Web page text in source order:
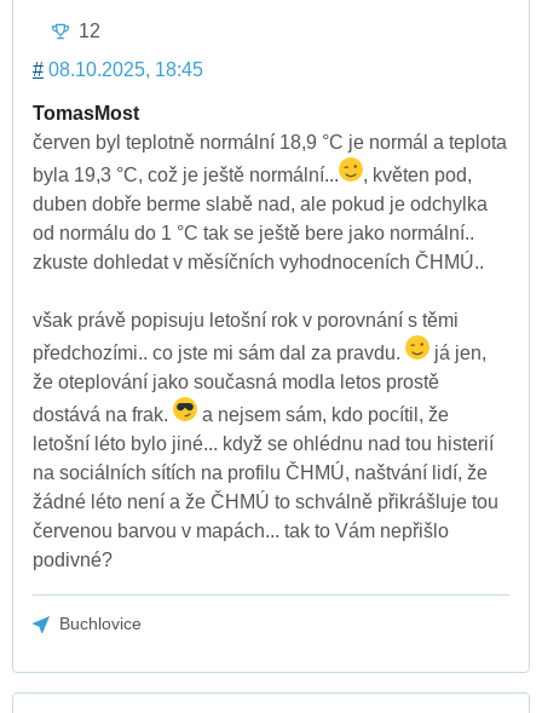
12
# 08.10.2025, 18:45
TomasMost
červen byl teplotně normální 18,9 °C je normál a teplota
byla 19,3 °C, což je ještě normální...
, květen pod,
duben dobře berme slabě nad, ale pokud je odchylka
od normálu do 1 °C tak se ještě bere jako normální..
zkuste dohledat v měsíčních vyhodnoceních ČHMÚ..
však právě popisuju letošní rok v porovnání s těmi
předchozími.. co jste mi sám dal za pravdu.
já jen,
že oteplování jako současná modla letos prostě
dostává na frak.
a nejsem sám, kdo pocítil, že
letošní léto bylo jiné... když se ohlédnu nad tou histerií
na sociálních sítích na profilu ČHMÚ, naštvání lidí, že
žádné léto není a že ČHMÚ to schválně přikrášluje tou
červenou barvou v mapách... tak to Vám nepřišlo
podivné?
Buchlovice